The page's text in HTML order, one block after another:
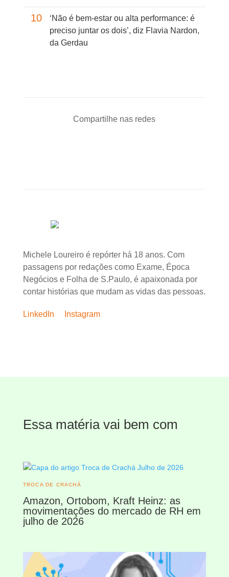
10
‘Não é bem-estar ou alta performance: é
preciso juntar os dois’, diz Flavia Nardon,
da Gerdau
Compartilhe nas redes
Michele Loureiro é repórter há 18 anos. Com
passagens por redações como Exame, Época
Negócios e Folha de S.Paulo, é apaixonada por
contar histórias que mudam as vidas das pessoas.
LinkedIn Instagram
Essa matéria vai bem com
TROCA DE CRACHÁ
Amazon, Ortobom, Kraft Heinz: as
movimentações do mercado de RH em
julho de 2026